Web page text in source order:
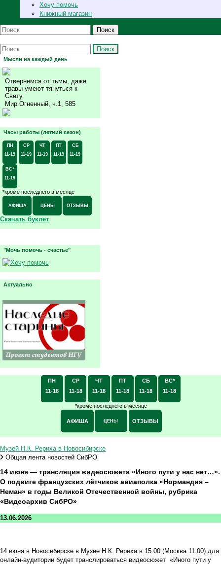
Хочу помочь
Книжный магазин
Поиск
Поиск
Мысли на каждый день
Отвернемся от тьмы, даже
травы умеют тянуться к
Свету.
Мир Огненный, ч.1, 585
Часы работы (летний сезон)
ПН
11-19
СР
11-19
ЧТ
11-19
ПТ
11-19
СБ
11-19
ВС*
11-19
*кроме последнего в месяце
АФИША ЦЕНЫ ОТЗЫВЫ
Скачать буклет
"Мочь помочь - счастье"
Актуально
ПН
11-18
СР
11-18
ЧТ
11-18
ПТ
11-18
СБ
11-18
ВС*
11-18
*кроме последнего в месяце
АФИША ЦЕНЫ ОТЗЫВЫ
Музей Н.К. Рериха в Новосибирске
Общая лента новостей СибРО
14 июня — трансляция видеосюжета «Иного пути у нас нет…».
О подвиге французских лётчиков авиаполка «Нормандия –
Неман» в годы Великой Отечественной войны, рубрика
«Видеоархив СибРО»
13.06.2026
14 июня в Новосибирске в Музее Н.К. Рериха в 15:00 (Москва 11:00) для
онлайн-аудитории будет транслироваться видеосюжет «Иного пути у